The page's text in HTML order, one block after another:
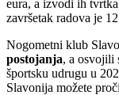
eura, a izvodi ih
završetak radova je
Nogometni klub
postojanja, a osvojili
športsku udrugu u
Slavonija možete